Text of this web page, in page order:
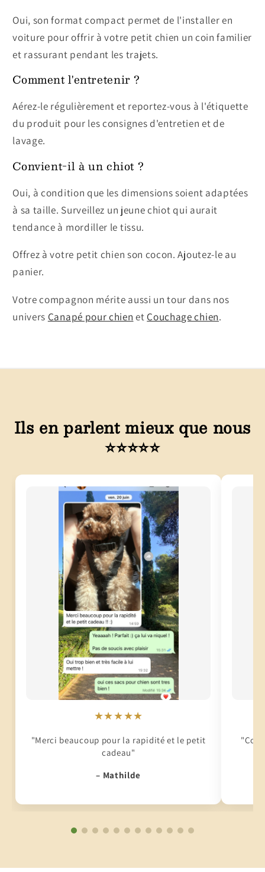
Oui, son format compact permet de l'installer en
voiture pour offrir à votre petit chien un coin familier
et rassurant pendant les trajets.
Comment l'entretenir ?
Aérez-le régulièrement et reportez-vous à l'étiquette
du produit pour les consignes d'entretien et de
lavage.
Convient-il à un chiot ?
Oui, à condition que les dimensions soient adaptées
à sa taille. Surveillez un jeune chiot qui aurait
tendance à mordiller le tissu.
Offrez à votre petit chien son cocon. Ajoutez-le au
panier.
Votre compagnon mérite aussi un tour dans nos
univers Canapé pour chien et Couchage chien.
Ils en parlent mieux que nous
⭐⭐⭐⭐⭐
★★★★★
"Merci beaucoup pour la rapidité et le petit
cadeau"
– Mathilde